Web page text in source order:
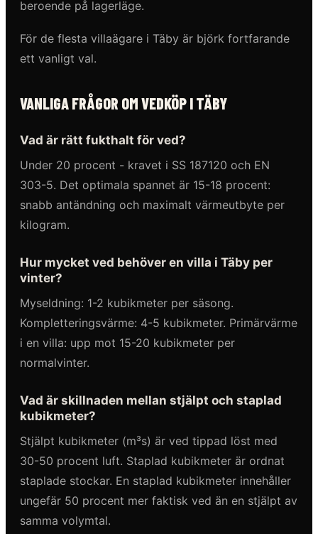
beroende på lagerläge.
För de flesta villaägare i Täby är björk fortfarande
ett vanligt val.
VANLIGA FRÅGOR OM VEDKÖP I TÄBY
Vad är rätt fukthalt för ved?
Under 20 procent - kravet i SS 187120 och EN
303-5. Det optimala spannet är 15-18 procent:
snabb antändning och maximalt värmeutbyte per
kilogram.
Hur mycket ved behöver en villa i Täby per
vinter?
Myseldning: 1-2 kubikmeter per säsong.
Kompletteringsvärme: 4-5 kubikmeter. Primärvärme
i en villa: upp mot 15-20 kubikmeter per
normalvinter.
Vad är skillnaden mellan stjälpt och staplad
kubikmeter?
Stjälpt kubikmeter (m³s) är ved tippad löst med
30-50 procent luft. Staplad kubikmeter är ordnat
staplade stockar. En staplad kubikmeter innehåller
ungefär 50 procent mer faktisk ved än en stjälpt av
samma volymtal.